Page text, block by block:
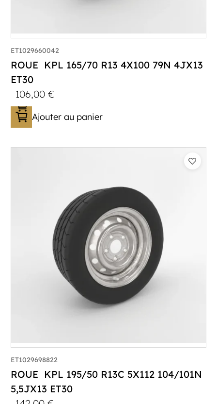
ET1029660042
ROUE KPL 165/70 R13 4X100 79N 4JX13
ET30
106,00€
Ajouter au panier
ET1029698822
ROUE KPL 195/50 R13C 5X112 104/101N
5,5JX13 ET30